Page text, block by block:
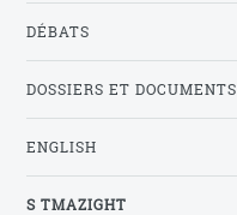
DÉBATS
DOSSIERS ET DOCUMENTS
ENGLISH
S TMAZIGHT